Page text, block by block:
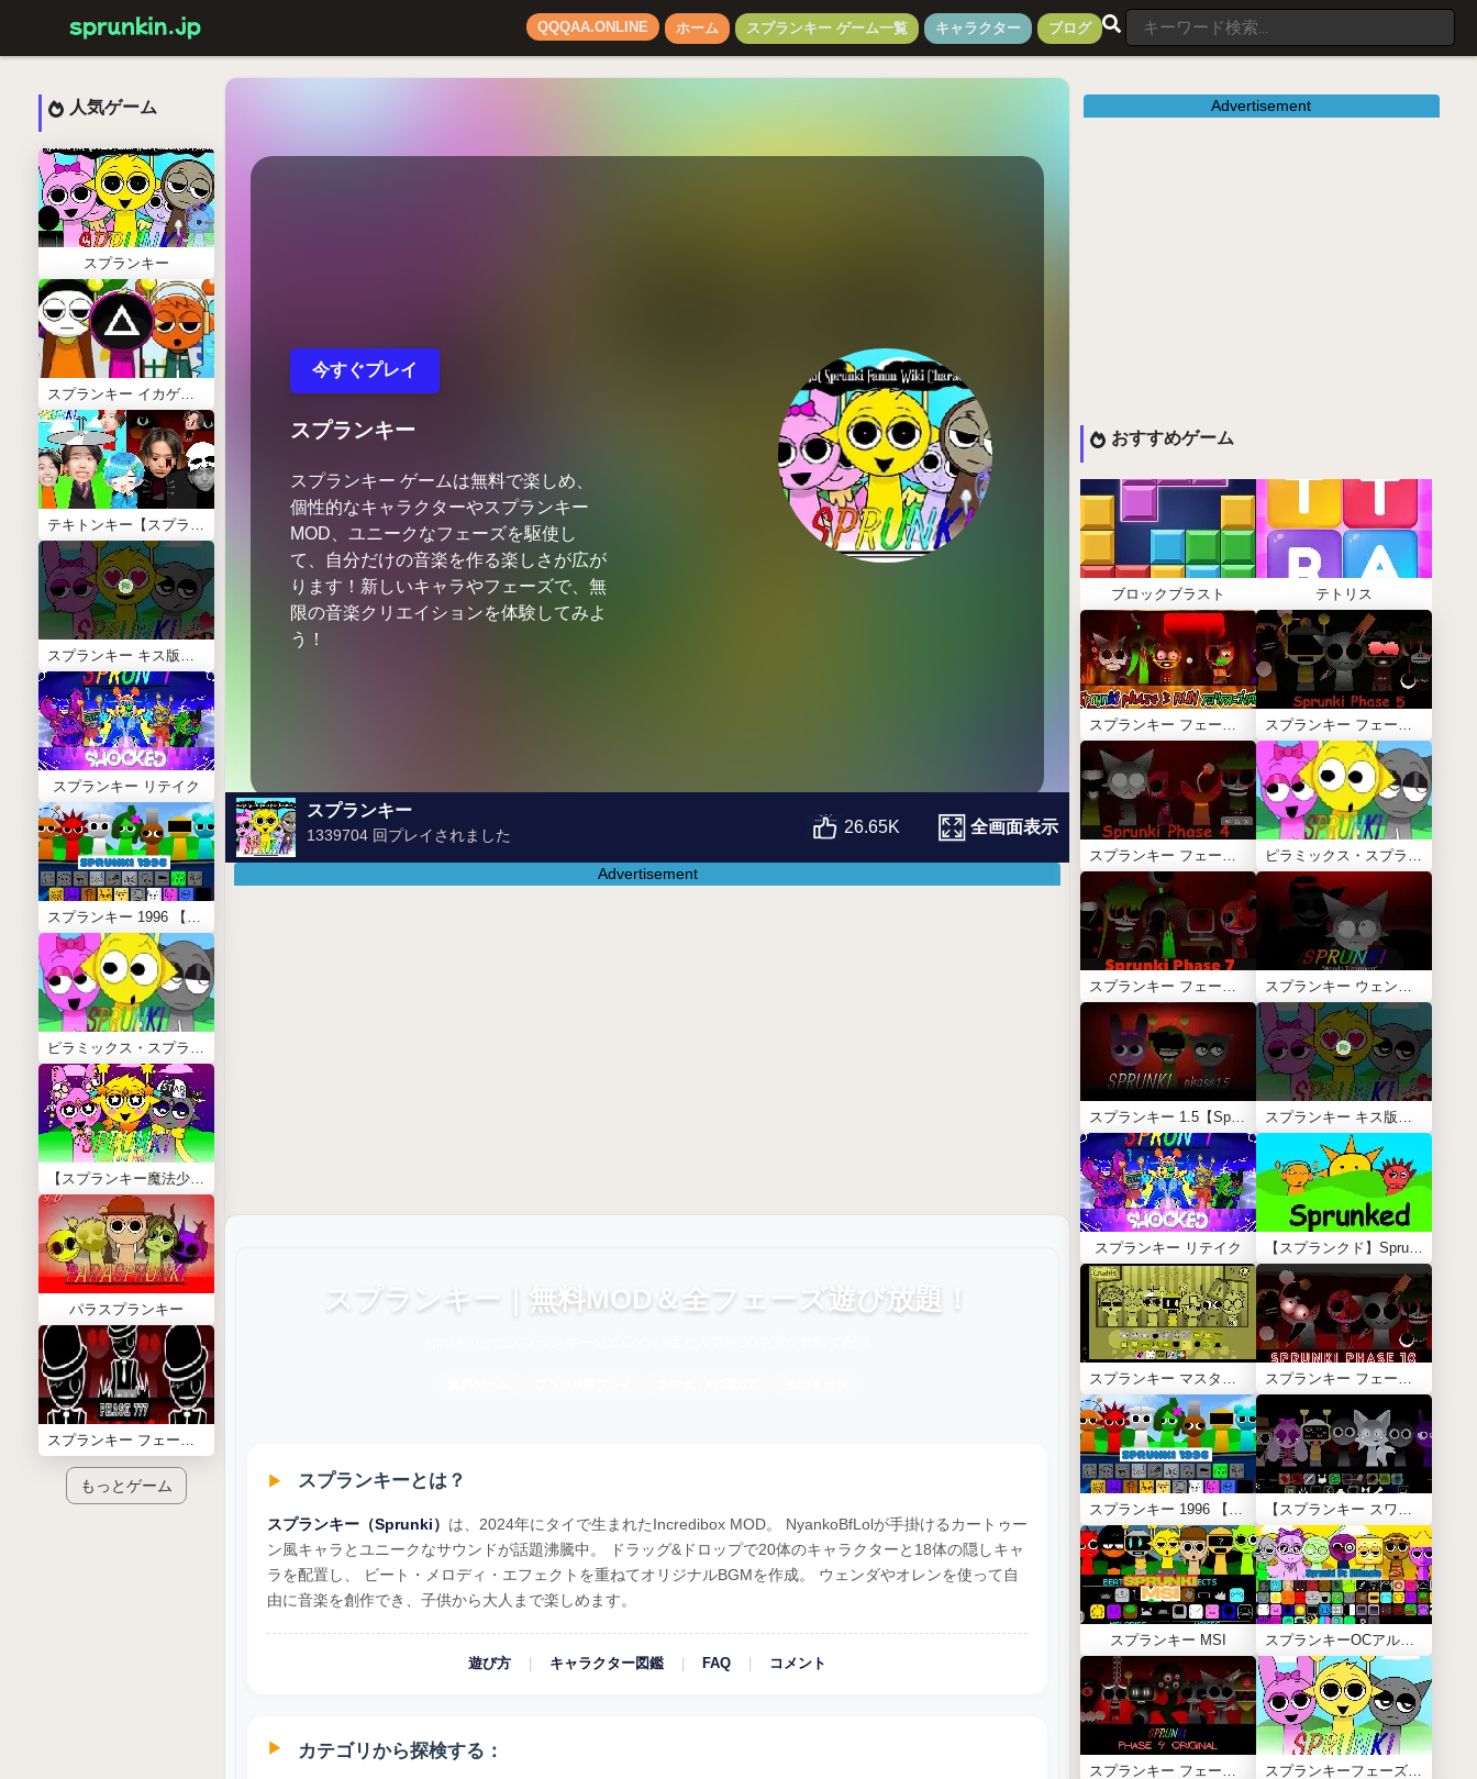
QQQAA.ONLINE ホーム スプランキー ゲーム一覧 キャラクター ブログ
人気ゲーム
スプランキー
スプランキー イカゲーム
テキトンキー【スプランキー x てきと】
スプランキー キス版【恋愛モッド】
スプランキー リテイク
スプランキー 1996 【Sprunki 1996】
ピラミックス・スプランキー(Sprunki Pyramixed)
【スプランキー魔法少女＆アイドル】sprunki star and heart
パラスプランキー
スプランキー フェーズ 777
もっとゲーム
今すぐプレイ
スプランキー
スプランキー ゲームは無料で楽しめ、
個性的なキャラクターやスプランキー
MOD、ユニークなフェーズを駆使し
て、自分だけの音楽を作る楽しさが広が
ります！新しいキャラやフェーズで、無
限の音楽クリエイションを体験してみよ
う！
スプランキー
1339704 回プレイされました 26.65K 全画面表示
Advertisement
スプランキー｜無料MOD＆全フェーズ遊び放題！
スプランキーとは？
スプランキー（Sprunki） は、2024年にタイで生まれたIncredibox MOD。 NyankoBfLolが手掛けるカートゥー
ン風キャラとユニークなサウンドが話題沸騰中。 ドラッグ&ドロップで20体のキャラクターと18体の隠しキャ
ラを配置し、 ビート・メロディ・エフェクトを重ねてオリジナルBGMを作成。 ウェンダやオレンを使って自
由に音楽を創作でき、子供から大人まで楽しめます。
遊び方 キャラクター図鑑 FAQ コメント
カテゴリから探検する：
Advertisement
おすすめゲーム
ブロックブラスト テトリス
スプランキー フェーズ3 (Phase 3) スプランキー フェーズ5 (Phase5)
スプランキー フェーズ4 (Phase 4) ピラミックス・スプランキー(Sprunki Pyramixed)
スプランキー フェーズ7（Phase 7） スプランキー ウェンダ トリートメント【Wenda Treatment】
スプランキー 1.5【Sprunki Phase 1.5】 スプランキー キス版【恋愛モッド】
スプランキー リテイク 【スプランクド】Sprunked Incredibox
スプランキー マスタード【Sprunki Mustard】 スプランキー フェーズ10 (Phase 10)
スプランキー 1996 【Sprunki 1996】 【スプランキー スワップ】Sprunki Swap Retextured
スプランキー MSI スプランキーOCアルティメット
スプランキー フェーズ9 オリジナル スプランキーフェーズ1 (Phase 1)